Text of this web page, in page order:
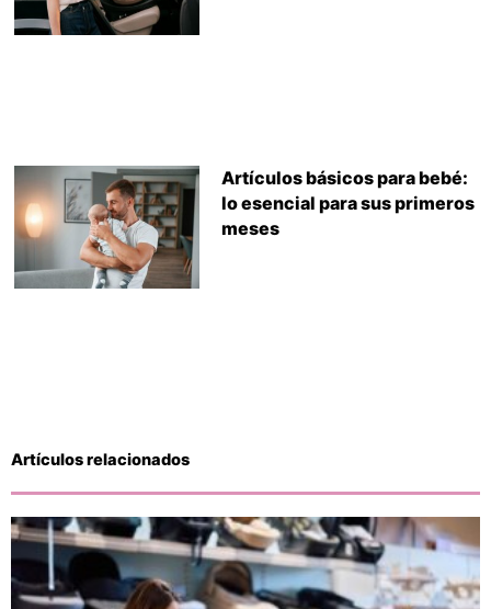
Artículos básicos para bebé:
lo esencial para sus primeros
meses
Artículos relacionados